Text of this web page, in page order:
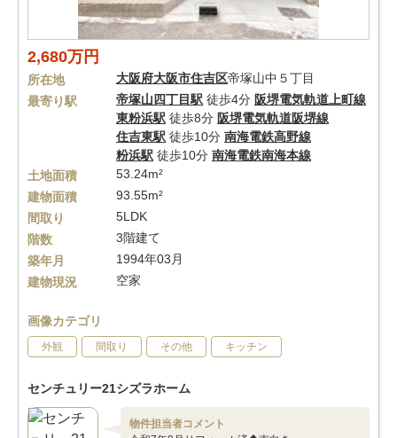
2,680万円
所在地 大阪府大阪市住吉区帝塚山中５丁目
最寄り駅
帝塚山四丁目駅 徒歩4分 阪堺電気軌道上町線
東粉浜駅 徒歩8分 阪堺電気軌道阪堺線
住吉東駅 徒歩10分 南海電鉄高野線
粉浜駅 徒歩10分 南海電鉄南海本線
土地面積
53.24m²
建物面積
93.55m²
間取り
5LDK
階数
3階建て
築年月
1994年03月
建物現況
空家
画像カテゴリ
外観 間取り その他 キッチン
センチュリー21シズラホーム
物件担当者コメント